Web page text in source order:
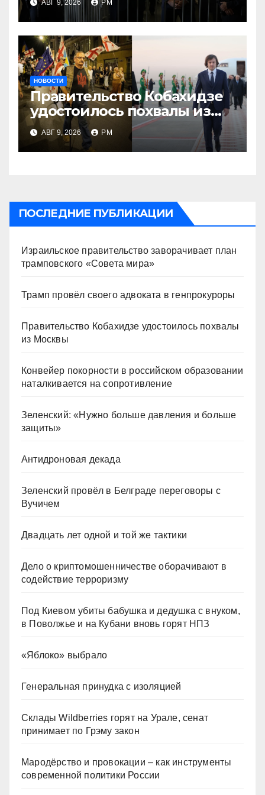
АВГ 9, 2026 РМ
НОВОСТИ
Правительство Кобахидзе
удостоилось похвалы из
Москвы
АВГ 9, 2026 РМ
ПОСЛЕДНИЕ ПУБЛИКАЦИИ
Израильское правительство заворачивает план
трамповского «Совета мира»
Трамп провёл своего адвоката в генпрокуроры
Правительство Кобахидзе удостоилось похвалы
из Москвы
Конвейер покорности в российском образовании
наталкивается на сопротивление
Зеленский: «Нужно больше давления и больше
защиты»
Антидроновая декада
Зеленский провёл в Белграде переговоры с
Вучичем
Двадцать лет одной и той же тактики
Дело о криптомошенничестве оборачивают в
содействие терроризму
Под Киевом убиты бабушка и дедушка с внуком,
в Поволжье и на Кубани вновь горят НПЗ
«Яблоко» выбрало
Генеральная принудка с изоляцией
Склады Wildberries горят на Урале, сенат
принимает по Грэму закон
Мародёрство и провокации – как инструменты
современной политики России